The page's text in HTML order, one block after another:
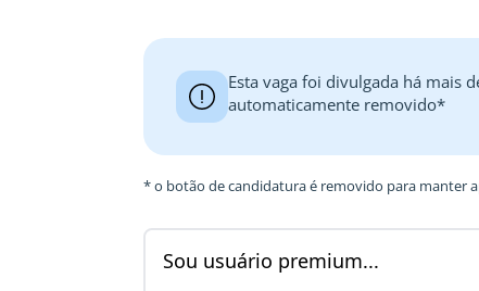
Esta vaga foi divulgada há mais
automaticamente removido*
* o botão de candidatura é removido para manter
Sou usuário premium...